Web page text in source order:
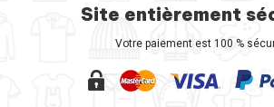
Site entièrement
Votre paiement est 100 %